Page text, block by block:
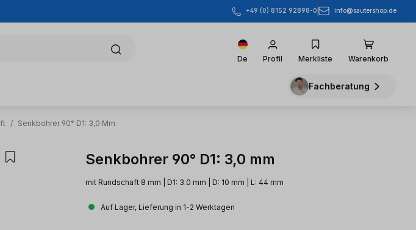
+49 (0) 8152 92898-0 info@sautershop.de
De Profil Merkliste Warenkorb
Fachberatung
/ Senkbohrer 90° D1: 3,0 Mm
Senkbohrer 90° D1: 3,0 mm
mit Rundschaft 8 mm | D1: 3.0 mm | D: 10 mm | L: 44 mm
Auf Lager, Lieferung in 1-2 Werktagen